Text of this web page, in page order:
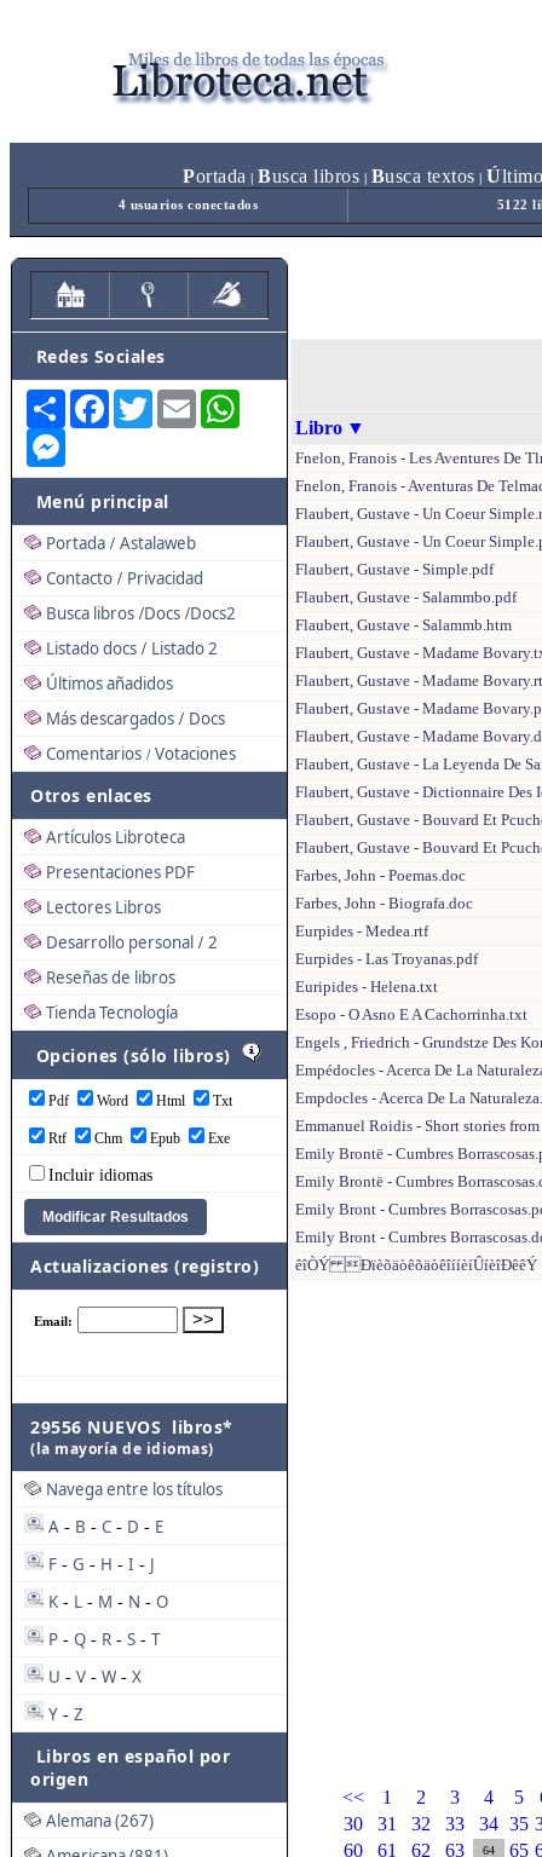
Portada Busca libros Busca textos Ú
4 usuarios conectados 5122
Redes Sociales
Share FacebookTwitterEmail
Menú principal
Portada / Astalaweb
Contacto / Privacidad
Busca libros /Docs /Docs2
Listado docs / Listado 2
Últimos añadidos
Más descargados / Docs
Comentarios / Votaciones
Otros enlaces
Artículos Libroteca
Presentaciones PDF
Lectores Libros
Desarrollo personal / 2
Reseñas de libros
Tienda Tecnología
Opciones (sólo libros)
Pdf Word Html Txt
Rtf Chm Epub Exe
Incluir idiomas
Actualizaciones (registro)
29556 NUEVOS libros*
(la mayoría de idiomas)
Navega entre los títulos
A - B - C - D - E
F - G - H - I - J
K - L - M - N - O
P - Q - R - S - T
U - V - W - X
Y - Z
Libros en español por
origen
Alemana (267)
Libro ▼
Fnelon, Franois - Les Aventures De
Fnelon, Franois - Aventuras De
Flaubert, Gustave - Un Coeur
Flaubert, Gustave - Un Coeur
Flaubert, Gustave - Simple.pdf
Flaubert, Gustave - Salammbo.pdf
Flaubert, Gustave - Salammb.htm
Flaubert, Gustave - Madame
Flaubert, Gustave - Madame
Flaubert, Gustave - Madame
Flaubert, Gustave - Madame
Flaubert, Gustave - La Leyenda De
Flaubert, Gustave - Dictionnaire Des
Flaubert, Gustave - Bouvard Et
Flaubert, Gustave - Bouvard Et
Farbes, John - Poemas.doc
Farbes, John - Biografa.doc
Eurpides - Medea.rtf
Eurpides - Las Troyanas.pdf
Euripides - Helena.txt
Esopo - O Asno E A Cachorrinha.txt
Engels , Friedrich - Grundstze Des
Empédocles - Acerca De La
Empdocles - Acerca De La
Emmanuel Roidis - Short stories
Emily Brontë - Cumbres
Emily Brontë - Cumbres
Emily Bront - Cumbres
Emily Bront - Cumbres
êîÒÝ ÐïèõäòêõäòêîííèíÛíèîÐêêÝ
<< 1 2 3 4 5
30
31 32 33 34 35
60
61 62 63 64 65